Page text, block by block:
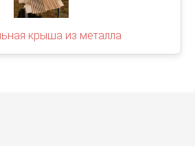
крыша из металла